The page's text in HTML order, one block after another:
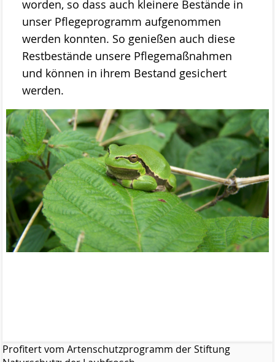
worden, so dass auch kleinere Bestände in
unser Pflegeprogramm aufgenommen
werden konnten. So genießen auch diese
Restbestände unsere Pflegemaßnahmen
und können in ihrem Bestand gesichert
werden.
Profitert vom Artenschutzprogramm der Stiftung